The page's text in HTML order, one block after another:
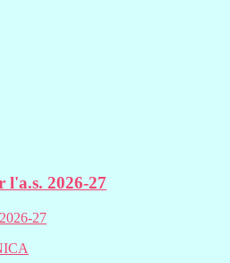
l'a.s. 2026-27
27